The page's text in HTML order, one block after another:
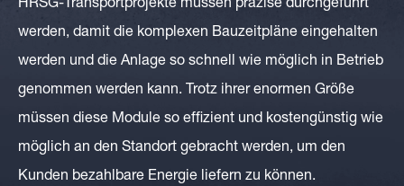
HRSG-Transportprojekte müssen präzise durchgeführt
werden, damit die komplexen Bauzeitpläne eingehalten
werden und die Anlage so schnell wie möglich in Betrieb
genommen werden kann. Trotz ihrer enormen Größe
müssen diese Module so effizient und kostengünstig wie
möglich an den Standort gebracht werden, um den
Kunden bezahlbare Energie liefern zu können.